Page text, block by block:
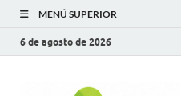
MENÚ SUPERIOR
6 de agosto de 2026